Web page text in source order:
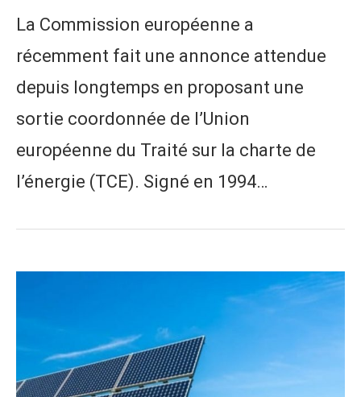
La Commission européenne a
récemment fait une annonce attendue
depuis longtemps en proposant une
sortie coordonnée de l’Union
européenne du Traité sur la charte de
l’énergie (TCE). Signé en 1994…